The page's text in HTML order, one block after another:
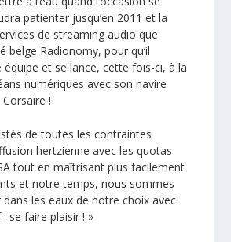
patienter jusqu’en 2011 et la
de streaming audio que
belge Radionomy, pour qu’il
et se lance, cette fois-ci, à la
numériques avec son navire
!
de toutes les contraintes
hertzienne avec les quotas
tout en maîtrisant plus facilement
et notre temps, nous sommes
dans les eaux de notre choix avec
se faire plaisir ! »